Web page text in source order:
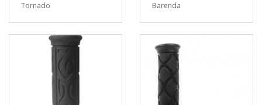
Tornado
Barenda